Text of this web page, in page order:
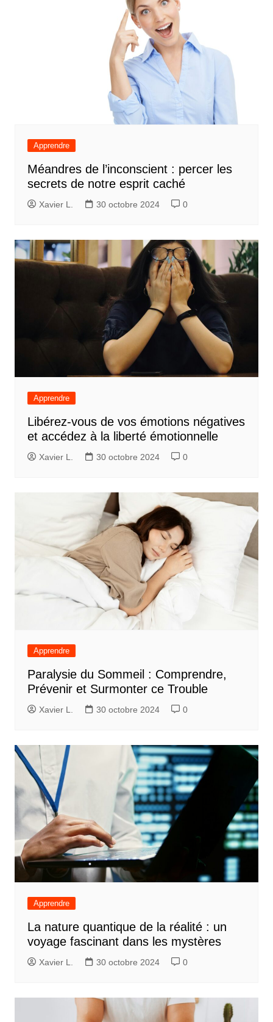
Apprendre
Méandres de l’inconscient : percer les
secrets de notre esprit caché
Xavier L. 30 octobre 2024 0
Apprendre
Libérez-vous de vos émotions négatives
et accédez à la liberté émotionnelle
Xavier L. 30 octobre 2024 0
Apprendre
Paralysie du Sommeil : Comprendre,
Prévenir et Surmonter ce Trouble
Xavier L. 30 octobre 2024 0
Apprendre
La nature quantique de la réalité : un
voyage fascinant dans les mystères
Xavier L. 30 octobre 2024 0